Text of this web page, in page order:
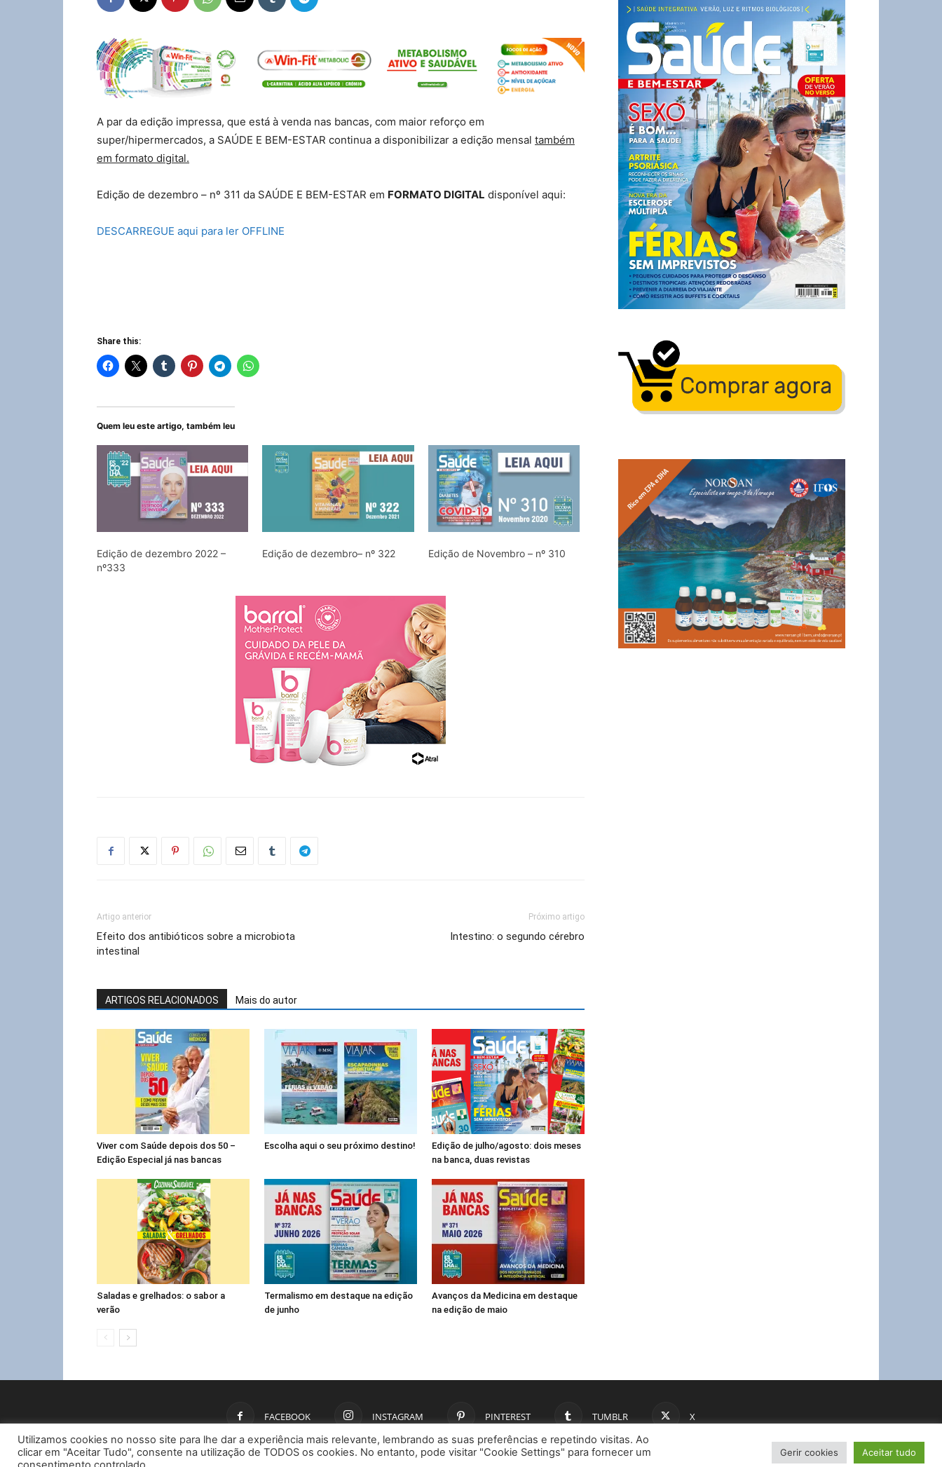
A par da edição impressa, que está à venda nas bancas, com maior reforço em
super/hipermercados, a SAÚDE E BEM-ESTAR continua a disponibilizar a edição mensal também
em formato digital.
Edição de dezembro – nº 311 da SAÚDE E BEM-ESTAR em FORMATO DIGITAL disponível aqui:
DESCARREGUE aqui para ler OFFLINE
Share this:
Quem leu este artigo, também leu
Edição de dezembro 2022 –
nº333
Edição de dezembro– nº 322 Edição de Novembro – nº 310
Artigo anterior
Efeito dos antibióticos sobre a microbiota
intestinal
Próximo artigo
Intestino: o segundo cérebro
ARTIGOS RELACIONADOS Mais do autor
Viver com Saúde depois dos 50 –
Edição Especial já nas bancas
Escolha aqui o seu próximo destino!
Edição de julho/agosto: dois meses
na banca, duas revistas
Saladas e grelhados: o sabor a
verão
Termalismo em destaque na edição
de junho
Avanços da Medicina em destaque
na edição de maio
FACEBOOK INSTAGRAM PINTEREST TUMBLR X
Utilizamos cookies no nosso site para lhe dar a experiência mais relevante, lembrando as suas preferências e repetindo visitas. Ao
clicar em "Aceitar Tudo", consente na utilização de TODOS os cookies. No entanto, pode visitar "Cookie Settings" para fornecer um
Gerir cookies Aceitar tudo